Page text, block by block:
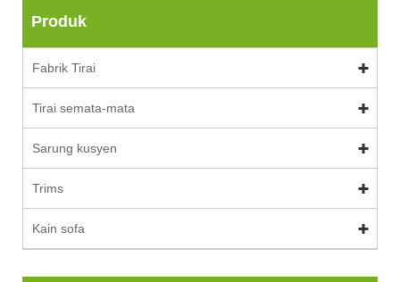
Produk
Fabrik Tirai
Tirai semata-mata
Sarung kusyen
Trims
Kain sofa